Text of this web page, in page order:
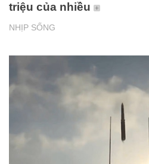
NHỊP SỐNG
triệu của nhiều